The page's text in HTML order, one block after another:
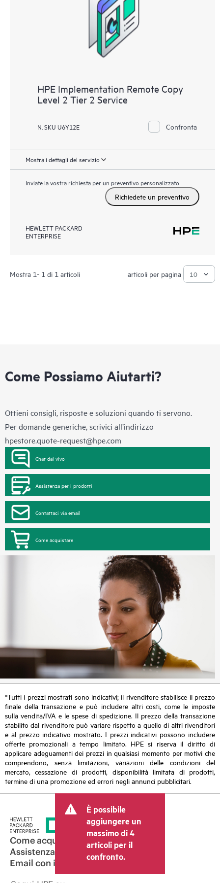
di una o più applicazioni configurate nell’ambiente, attività di
compilazione di script o attività di integrazione e
configurazione delle applicazioni, dell’ambiente di backup o dei
database da parte di HPE.
HPE Implementation Remote Copy
Level 2 Tier 2 Service
N. SKU U6Y12E Confronta
Mostra i dettagli del servizio
Inviate la vostra richiesta per un preventivo personalizzato
Richiedete un preventivo
HEWLETT PACKARD
ENTERPRISE
Mostra 1- 1 di 1 articoli articoli per pagina
Come Possiamo Aiutarti?
Ottieni consigli, risposte e soluzioni quando ti servono.
Per domande generiche, scrivici all’indirizzo
hpestore.quote-request@hpe.com
Chat dal vivo
Assistenza per i prodotti
Contattaci via email
Come acquistare
*Tutti i prezzi mostrati sono indicativi; il rivenditore stabilisce il prezzo
finale della transazione e può includere altri costi, come le imposte
sulla vendita/IVA e le spese di spedizione. Il prezzo della transazione
stabilito dal rivenditore può variare rispetto a quello di altri rivenditori
e al prezzo indicativo mostrato. I prezzi indicativi possono includere
offerte promozionali a tempo limitato. HPE si riserva il diritto di
applicare adeguamenti dei prezzi in qualsiasi momento per motivi che
comprendono, senza limitazioni, variazioni delle condizioni del
mercato, cessazione di prodotti, disponibilità limitata di prodotti,
termine di una promozione ed errori negli annunci pubblicitari.
È possibile
aggiungere un
massimo di 4
articoli per il
confronto.
Come acquistare
Assistenza per i prodotti
Email con il commerciale